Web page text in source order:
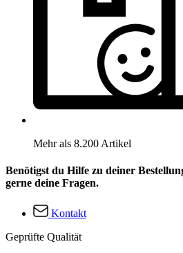
Mehr als 8.200 Artikel
Benötigst du Hilfe zu deiner
gerne deine Fragen.
Kontakt
Geprüfte Qualität